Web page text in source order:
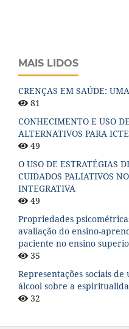
MAIS LIDOS
CRENÇAS EM SAÚDE:
81
CONHECIMENTO E USO
ALTERNATIVOS PARA
49
O USO DE ESTRATÉGIAS
CUIDADOS PALIATIVOS
INTEGRATIVA
49
Propriedades
avaliação do ensino-
paciente no ensino
35
Representações sociais
álcool sobre a
32